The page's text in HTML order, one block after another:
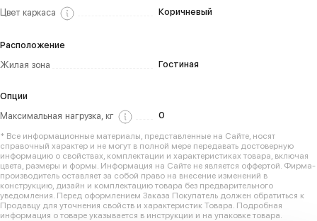
Цвет каркаса
Коричневый
Расположение
Жилая зона
Гостиная
Опции
Максимальная нагрузка, кг
0
* Все информационные материалы, представленные на Сайте, носят
справочный характер и не могут в полной мере передавать достоверную
информацию о свойствах, комплектации и характеристиках товара, включая
цвета, размеры и формы. Информация на Сайте не является оффертой. Фирма-
производитель оставляет за собой право на внесение изменений в
конструкцию, дизайн и комплектацию товара без предварительного
уведомления. Перед оформлением Заказа Покупатель должен обратиться к
Продавцу для уточнения свойств и характеристик Товара. Подробная
информация о товаре указывается в инструкции и на упаковке товара.